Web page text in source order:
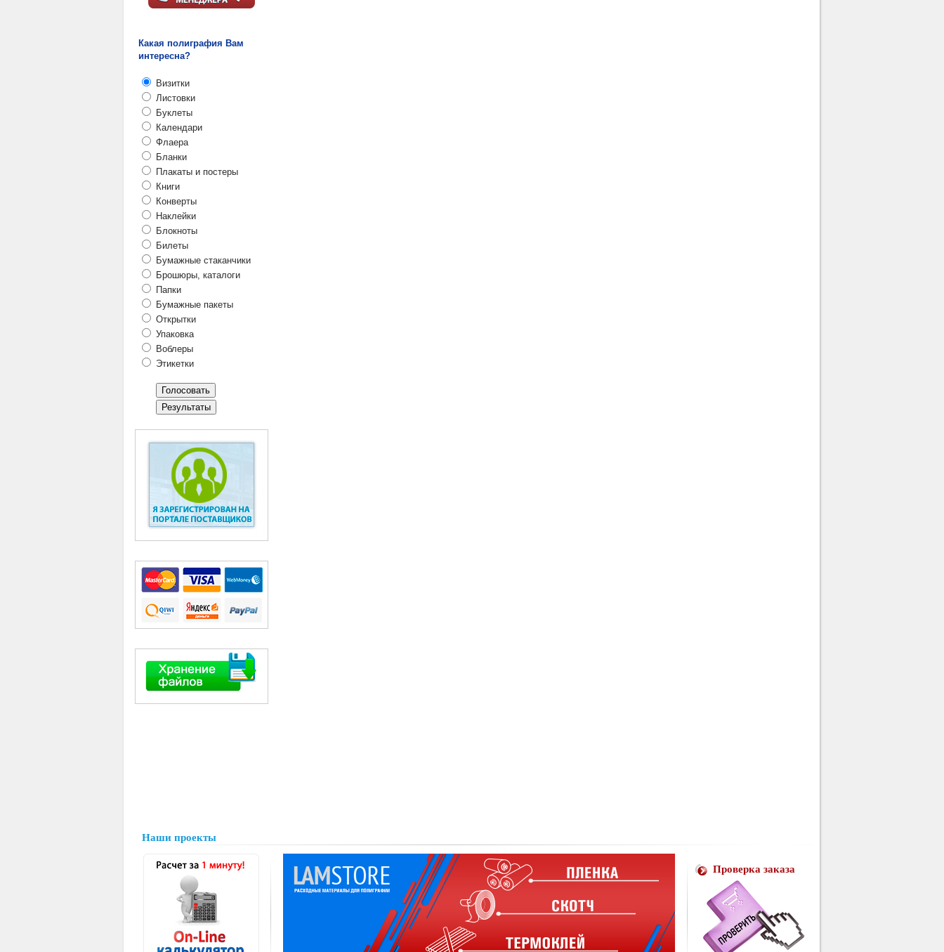
Какая полиграфия Вам
интересна?
Визитки
Листовки
Буклеты
Календари
Флаера
Бланки
Плакаты и постеры
Книги
Конверты
Наклейки
Блокноты
Билеты
Бумажные стаканчики
Брошюры, каталоги
Папки
Бумажные пакеты
Открытки
Упаковка
Воблеры
Этикетки
Наши проекты
Проверка заказа